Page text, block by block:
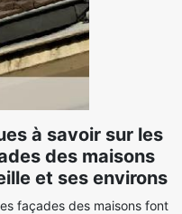
à savoir sur les
des maisons
et ses environs
façades des maisons font